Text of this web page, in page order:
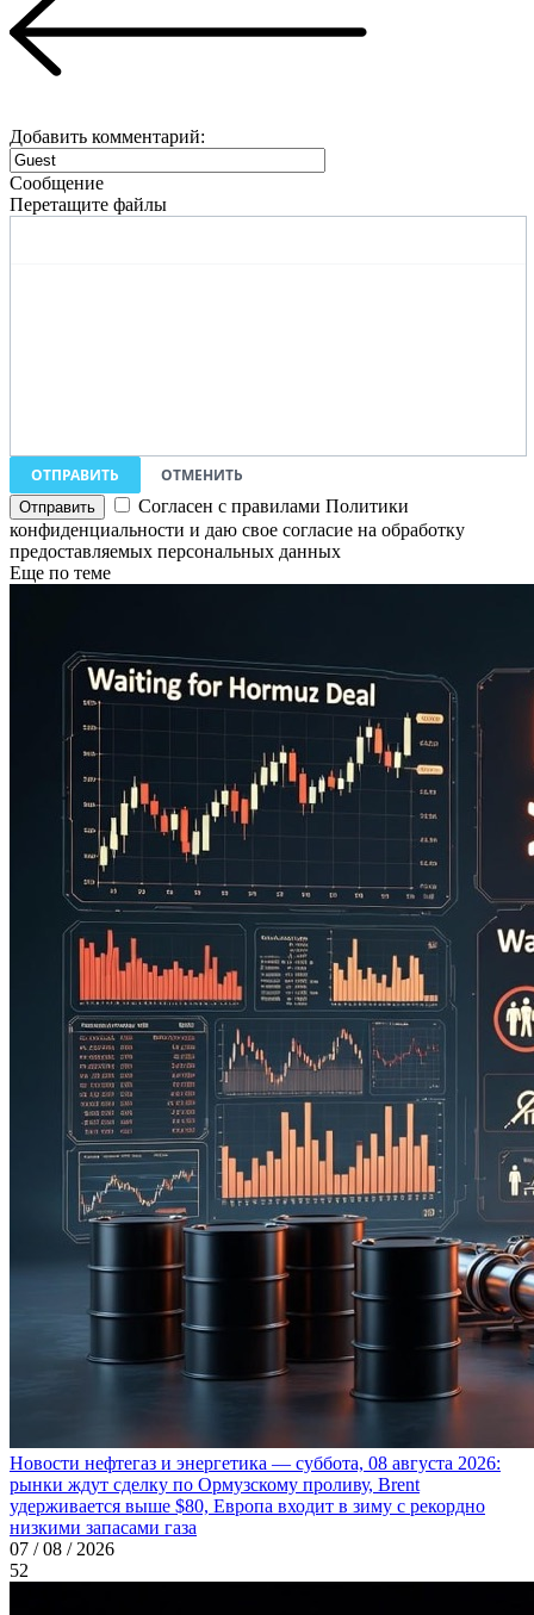
Добавить комментарий:
Сообщение
Перетащите файлы
ОТПРАВИТЬ
ОТМЕНИТЬ
Согласен с правилами Политики
конфиденциальности и даю свое согласие на обработку
предоставляемых персональных данных
Еще по теме
Новости нефтегаз и энергетика — суббота, 08 августа 2026:
рынки ждут сделку по Ормузскому проливу, Brent
удерживается выше $80, Европа входит в зиму с рекордно
низкими запасами газа
07 / 08 / 2026
52